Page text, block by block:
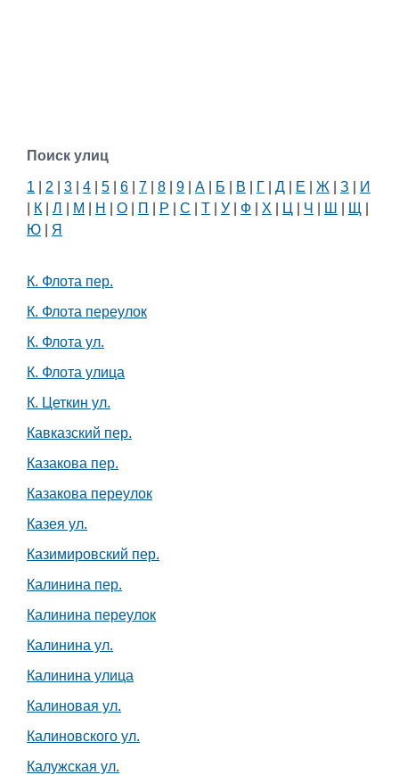
Поиск улиц
1 2 3 4 5 6 7 8 9 А Б В Г Д Е Ж З
И
К Л М Н О П Р С Т У Ф Х Ц Ч Ш Щ
Ю
Я
К. Флота пер.
К. Флота переулок
К. Флота ул.
К. Флота улица
К. Цеткин ул.
Кавказский пер.
Казакова пер.
Казакова переулок
Казея ул.
Казимировский пер.
Калинина пер.
Калинина переулок
Калинина ул.
Калинина улица
Калиновая ул.
Калиновского ул.
Калужская ул.